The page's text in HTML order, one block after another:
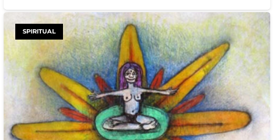
SPIRITUAL